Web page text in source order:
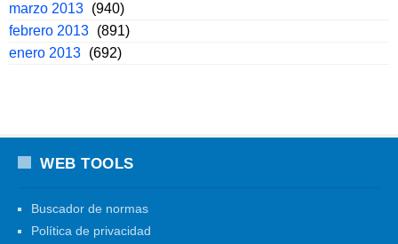
marzo 2013 (940)
febrero 2013 (891)
enero 2013 (692)
WEB TOOLS
Buscador de normas
Política de privacidad